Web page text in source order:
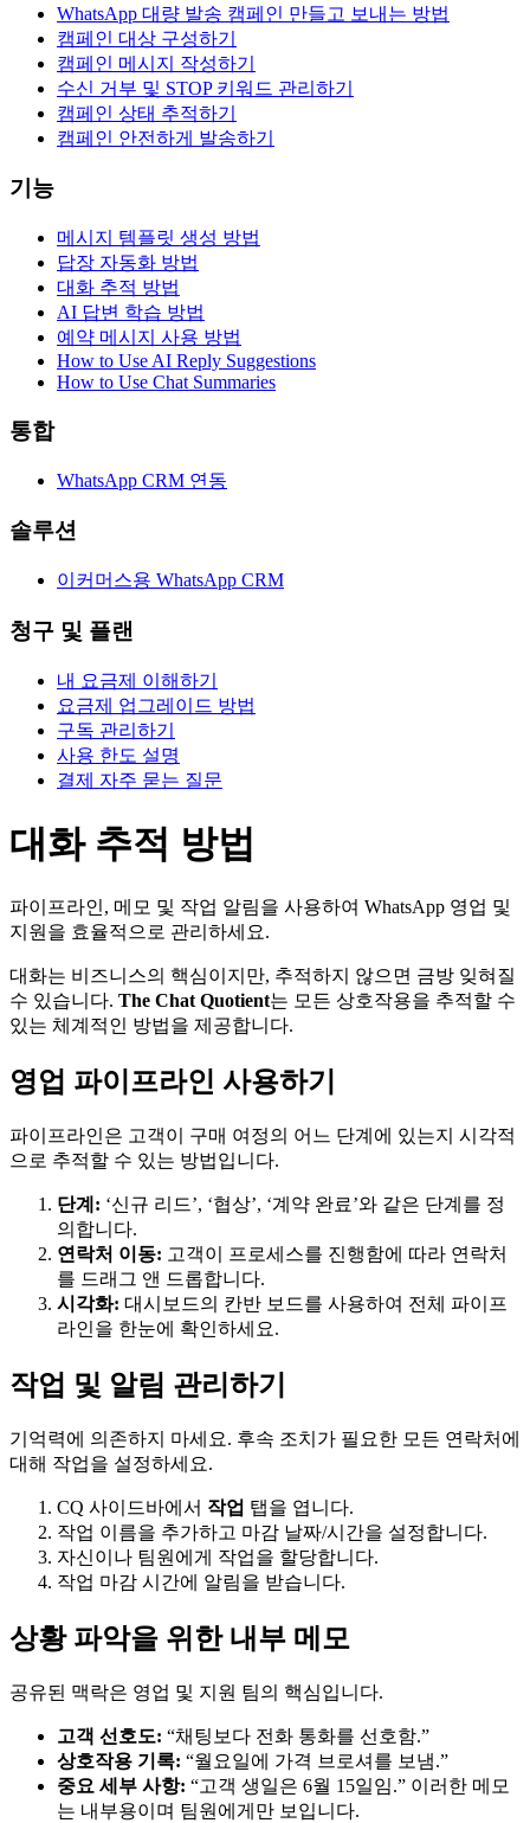
WhatsApp 대량 발송 캠페인 만들고 보내는 방법
캠페인 대상 구성하기
캠페인 메시지 작성하기
수신 거부 및 STOP 키워드 관리하기
캠페인 상태 추적하기
캠페인 안전하게 발송하기
기능
메시지 템플릿 생성 방법
답장 자동화 방법
대화 추적 방법
AI 답변 학습 방법
예약 메시지 사용 방법
How to Use AI Reply Suggestions
How to Use Chat Summaries
통합
WhatsApp CRM 연동
솔루션
이커머스용 WhatsApp CRM
청구 및 플랜
내 요금제 이해하기
요금제 업그레이드 방법
구독 관리하기
사용 한도 설명
결제 자주 묻는 질문
대화 추적 방법
파이프라인, 메모 및 작업 알림을 사용하여 WhatsApp 영업 및
지원을 효율적으로 관리하세요.
대화는 비즈니스의 핵심이지만, 추적하지 않으면 금방 잊혀질
수 있습니다. The Chat Quotient는 모든 상호작용을 추적할 수
있는 체계적인 방법을 제공합니다.
영업 파이프라인 사용하기
파이프라인은 고객이 구매 여정의 어느 단계에 있는지 시각적
으로 추적할 수 있는 방법입니다.
단계: ‘신규 리드’, ‘협상’, ‘계약 완료’와 같은 단계를 정
의합니다.
연락처 이동: 고객이 프로세스를 진행함에 따라 연락처
를 드래그 앤 드롭합니다.
시각화: 대시보드의 칸반 보드를 사용하여 전체 파이프
라인을 한눈에 확인하세요.
작업 및 알림 관리하기
기억력에 의존하지 마세요. 후속 조치가 필요한 모든 연락처에
대해 작업을 설정하세요.
CQ 사이드바에서 작업 탭을 엽니다.
작업 이름을 추가하고 마감 날짜/시간을 설정합니다.
자신이나 팀원에게 작업을 할당합니다.
작업 마감 시간에 알림을 받습니다.
상황 파악을 위한 내부 메모
공유된 맥락은 영업 및 지원 팀의 핵심입니다.
고객 선호도: “채팅보다 전화 통화를 선호함.”
상호작용 기록: “월요일에 가격 브로셔를 보냄.”
중요 세부 사항: “고객 생일은 6월 15일임.” 이러한 메모
는 내부용이며 팀원에게만 보입니다.